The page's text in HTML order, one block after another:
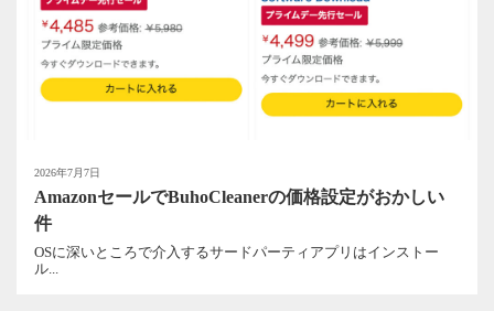
2026年7月7日
AmazonセールでBuhoCleanerの価格設定がおかしい
件
OSに深いところで介入するサードパーティアプリはインストー
ル...